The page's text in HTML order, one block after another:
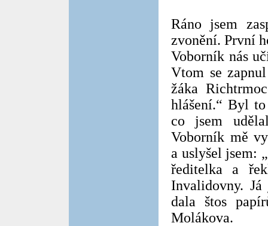
Ráno jsem
zvonění. První
Voborník nás
Vtom se
žáka
hlášení.“ Byl
co jsem
Voborník mě
a uslyšel jsem:
ředitelka a
Invalidovny.
dala štos
Molákova.